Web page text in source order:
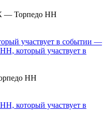
— Торпедо НН
—
НН